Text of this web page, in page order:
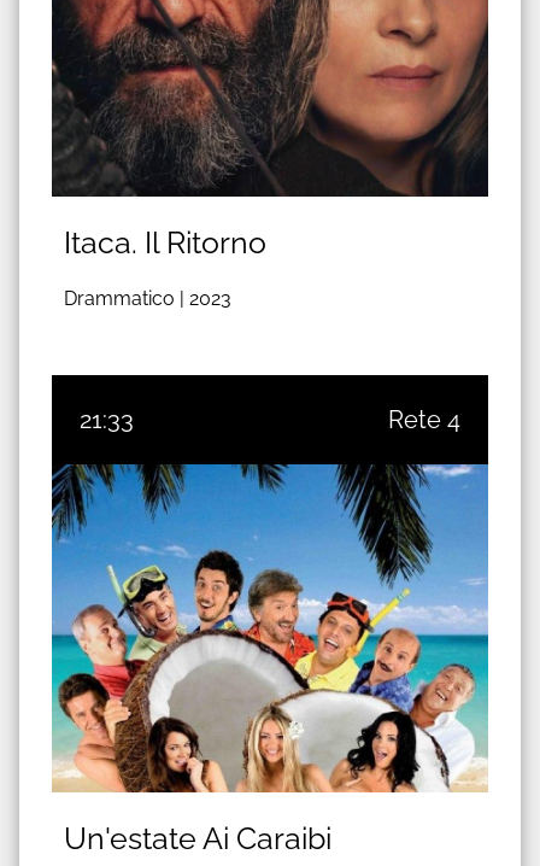
Itaca. Il Ritorno
Drammatico | 2023
21:33 Rete 4
Un'estate Ai Caraibi